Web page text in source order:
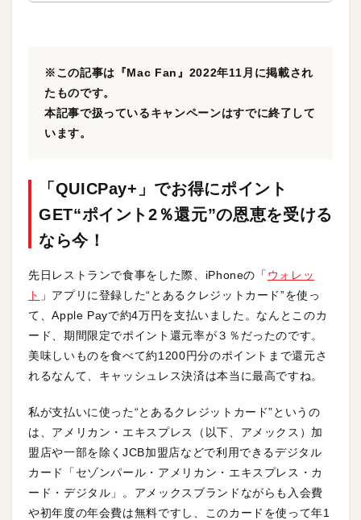
※この記事は『Mac Fan』2022年11月に掲載され
たものです。
本記事で扱っているキャンペーンはすでに終了して
います。
「QUICPay+」でお得にポイント
GET“ポイント2％還元”の恩恵を受ける
なら今！
先日レストランで食事をした際、iPhoneの「 ウォレッ
ト 」アプリに登録した“とあるクレジットカード”を使っ
て、Apple Payで約4万円を支払いました。なんとこのカ
ード、期間限定でポイント還元率が３％だったのです。
美味しいものを食べて約1200円分のポイントまで還元さ
れるなんて、キャッシュレス決済は本当に最高ですね。
私が支払いに使った“とあるクレジットカード”というの
は、アメリカン・エキスプレス（以下、アメックス）加
盟店や一部を除くJCB加盟店などで利用できるデジタル
カード「セゾンパール・アメリカン・エキスプレス・カ
ード・デジタル」。アメックスブランドながらも入会費
や初年度の年会費は無料ですし、このカードを使って年1